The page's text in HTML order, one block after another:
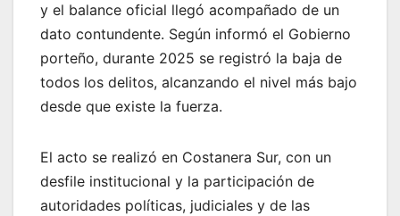
y el balance oficial llegó acompañado de un
dato contundente. Según informó el Gobierno
porteño, durante 2025 se registró la baja de
todos los delitos, alcanzando el nivel más bajo
desde que existe la fuerza.
El acto se realizó en Costanera Sur, con un
desfile institucional y la participación de
autoridades políticas, judiciales y de las